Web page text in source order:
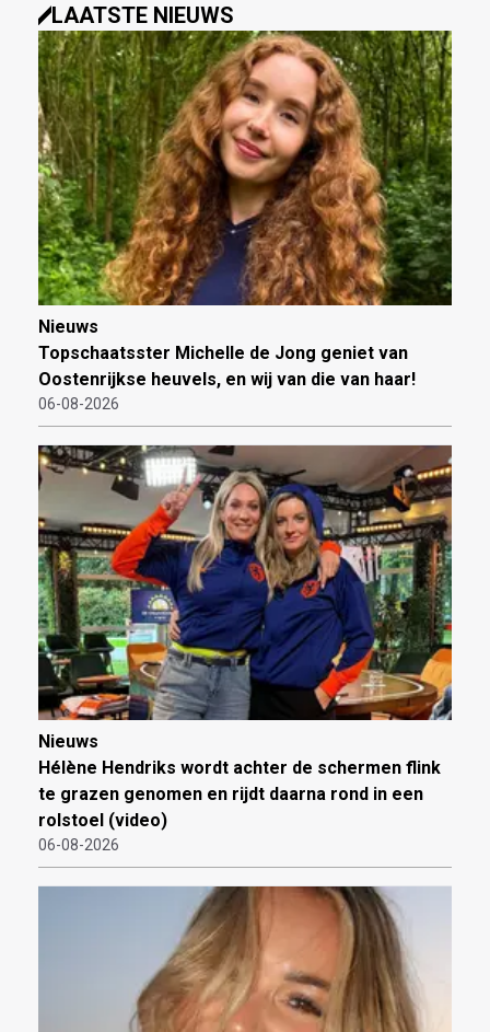
LAATSTE NIEUWS
Nieuws
Topschaatsster Michelle de Jong geniet van
Oostenrijkse heuvels, en wij van die van haar!
06-08-2026
Nieuws
Hélène Hendriks wordt achter de schermen flink
te grazen genomen en rijdt daarna rond in een
rolstoel (video)
06-08-2026